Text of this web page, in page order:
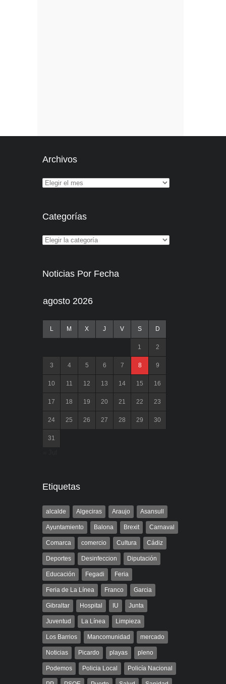
Archivos
Categorías
Noticias Por Fecha
agosto 2026
L M X J V S D
1 2
3 4 5 6 7 8 9
10 11 12 13 14 15 16
17 18 19 20 21 22 23
24 25 26 27 28 29 30
31
Etiquetas
alcalde Algeciras Araujo Asansull
Ayuntamiento Balona Brexit Carnaval
Comarca comercio Cultura Cádiz
Deportes Desinfeccion Diputación
Educación Fegadi Feria
Feria de La Línea Franco Garcia
Gibraltar Hospital IU Junta
Juventud La Línea Limpieza
Los Barrios Mancomunidad mercado
Noticias Picardo playas pleno
Podemos Policia Local Policía Nacional